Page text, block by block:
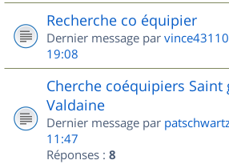
Recherche co équipier
Dernier message par vince43110
19:08
Cherche coéquipiers Saint
Valdaine
Dernier message par
11:47
Réponses : 8